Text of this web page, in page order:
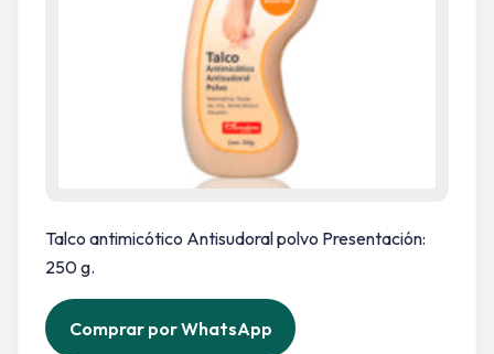
Talco antimicótico Antisudoral polvo Presentación:
250 g.
Comprar por WhatsApp